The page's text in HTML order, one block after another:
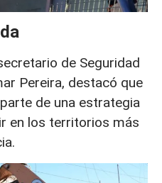
de Seguridad
Pereira, destacó que
de una estrategia
en los territorios más